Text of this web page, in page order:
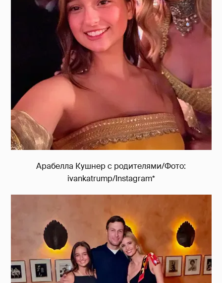
Арабелла Кушнер с родителями/Фото:
ivankatrump/Instagram*